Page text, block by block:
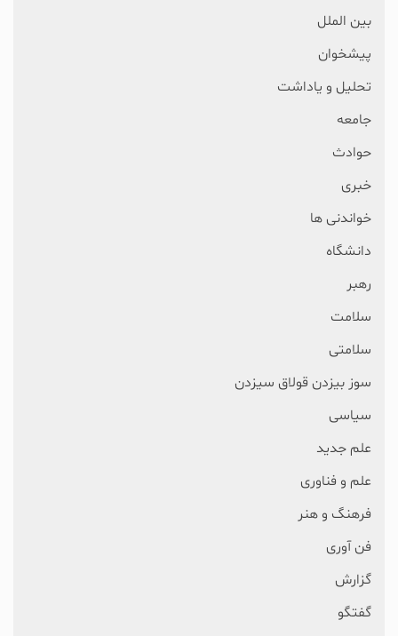
بین الملل
پیشخوان
تحلیل و یاداشت
جامعه
حوادث
خبری
خواندنی ها
دانشگاه
رهبر
سلامت
سلامتی
سوز بیزدن قولاق سیزدن
سیاسی
علم جدید
علم و فناوری
فرهنگ و هنر
فن آوری
گزارش
گفتگو